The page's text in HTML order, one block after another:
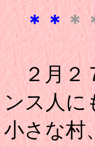
＊＊ ＊
２月２
ンス人に
小さな村